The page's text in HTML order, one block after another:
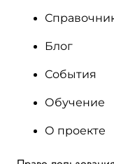
Блог
События
Обучение
О проекте